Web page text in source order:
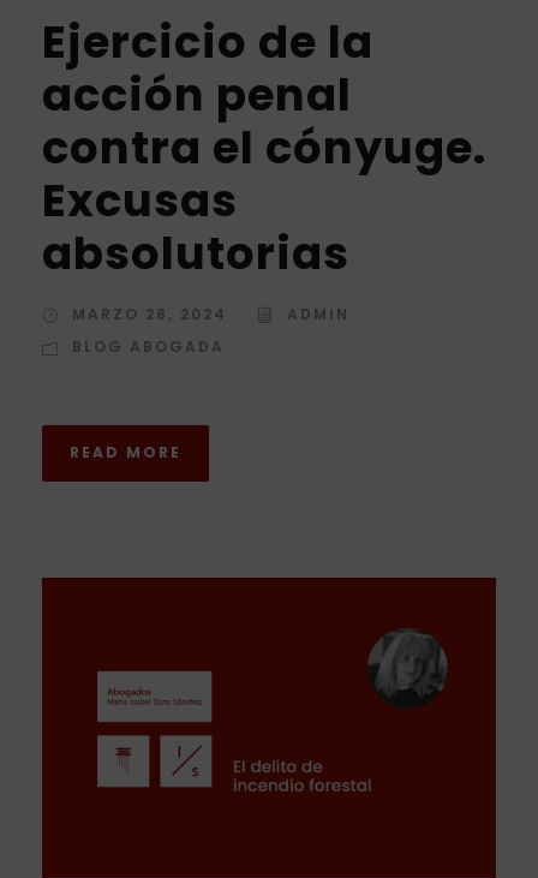
Ejercicio de la
acción penal
contra el cónyuge.
Excusas
absolutorias
MARZO 28, 2024
ADMIN
BLOG ABOGADA
READ MORE